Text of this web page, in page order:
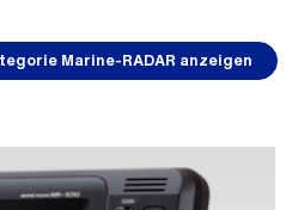
Marine-RADAR anzeigen